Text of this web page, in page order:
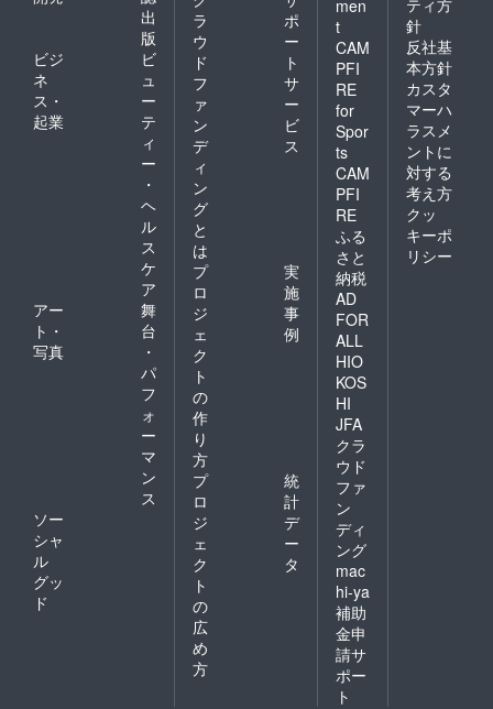
出
版
ビジ
ネ
ス・
起業
ビ
ュ
ー
テ
ィ
ー
・
ヘ
ル
ス
ケ
ア
アー
ト・
写真
舞
台
・
パ
フ
ォ
ー
マ
ン
ス
ソー
シャ
ル
グッ
ド
ラ
ウ
ド
フ
ァ
ン
デ
ィ
ン
グ
と
は
ポ
ー
ト
サ
ー
ビ
ス
プ
ロ
ジ
ェ
ク
ト
の
作
り
方
実
施
事
例
プ
ロ
ジ
ェ
ク
ト
の
広
め
方
統
計
デ
ー
タ
men
t
CAM
PFI
RE
for
Spor
ts
CAM
PFI
RE
ふる
さと
納税
AD
FOR
ALL
HIO
KOS
HI
JFA
クラ
ウド
ファ
ン
ディ
ング
mac
hi-ya
補助
金申
請サ
ポー
ト
ティ方
針
反社基
本方針
カスタ
マーハ
ラスメ
ントに
対する
考え方
クッ
キーポ
リシー